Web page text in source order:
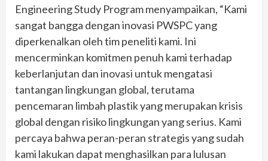
Engineering Study Program menyampaikan, “Kami
sangat bangga dengan inovasi PWSPC yang
diperkenalkan oleh tim peneliti kami. Ini
mencerminkan komitmen penuh kami terhadap
keberlanjutan dan inovasi untuk mengatasi
tantangan lingkungan global, terutama
pencemaran limbah plastik yang merupakan krisis
global dengan risiko lingkungan yang serius. Kami
percaya bahwa peran-peran strategis yang sudah
kami lakukan dapat menghasilkan para lulusan